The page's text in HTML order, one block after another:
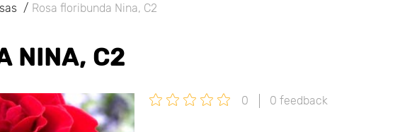
Rosa floribunda Nina, C2
NINA, C2
0 0 feedback